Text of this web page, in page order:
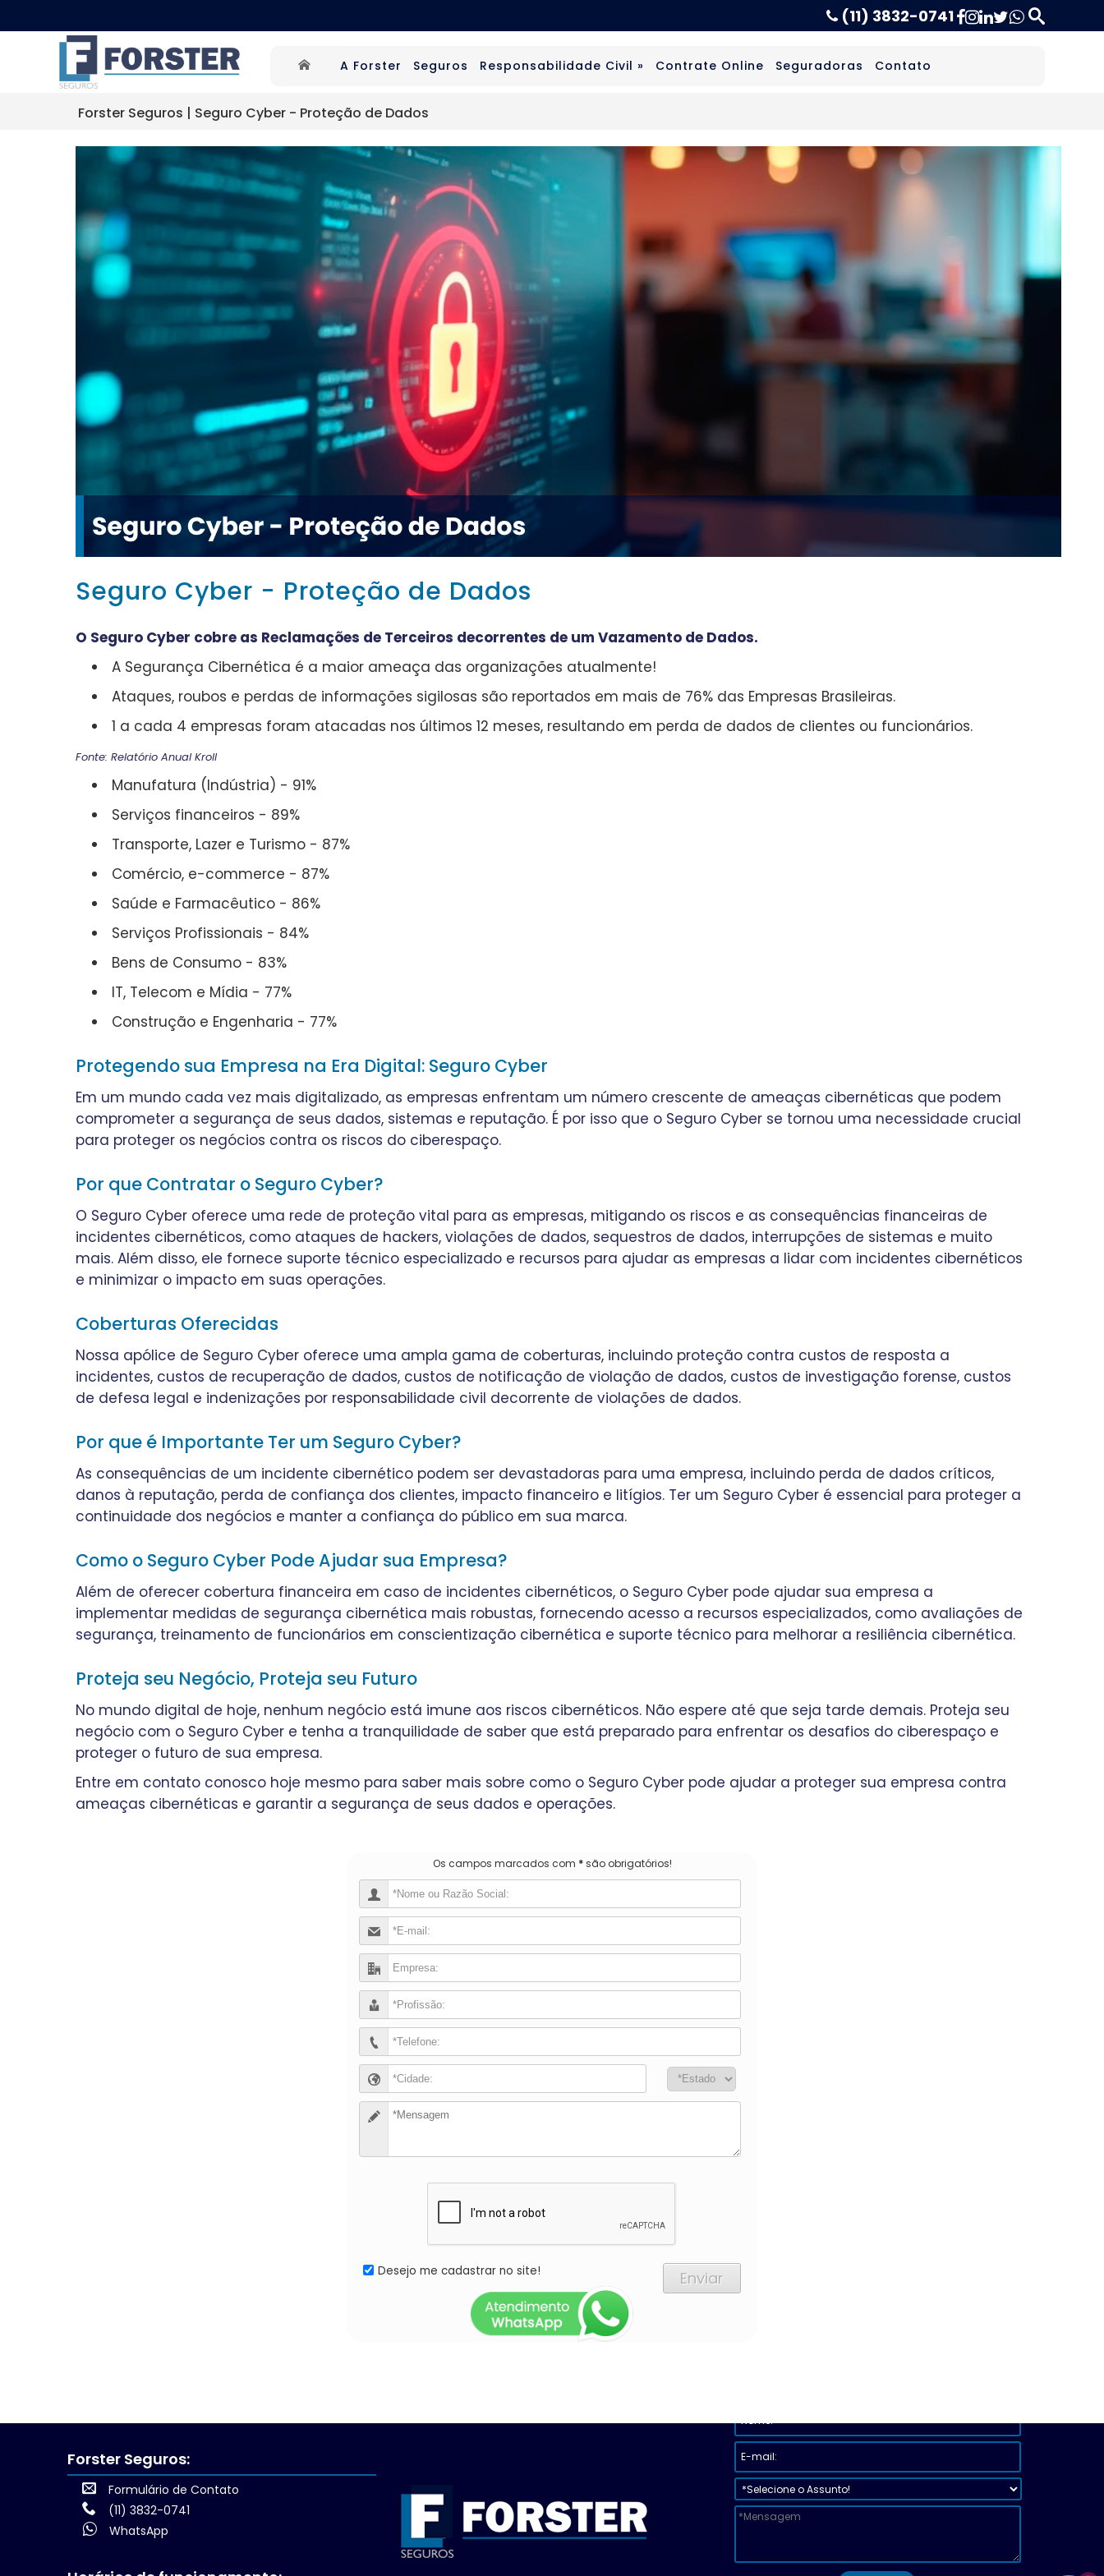
(11) 3832-0741
A Forster Seguros Responsabilidade Civil » Contrate Online Seguradoras Contato
Forster Seguros | Seguro Cyber - Proteção de Dados
Seguro Cyber - Proteção de Dados
O Seguro Cyber cobre as Reclamações de Terceiros decorrentes de um Vazamento de Dados.
A Segurança Cibernética é a maior ameaça das organizações atualmente!
Ataques, roubos e perdas de informações sigilosas são reportados em mais de 76% das Empresas Brasileiras.
1 a cada 4 empresas foram atacadas nos últimos 12 meses, resultando em perda de dados de clientes ou funcionários.
Fonte: Relatório Anual Kroll
Manufatura (Indústria) - 91%
Serviços financeiros - 89%
Transporte, Lazer e Turismo - 87%
Comércio, e-commerce - 87%
Saúde e Farmacêutico - 86%
Serviços Profissionais - 84%
Bens de Consumo - 83%
IT, Telecom e Mídia - 77%
Construção e Engenharia - 77%
Protegendo sua Empresa na Era Digital: Seguro Cyber
Em um mundo cada vez mais digitalizado, as empresas enfrentam um número crescente de ameaças cibernéticas que podem
comprometer a segurança de seus dados, sistemas e reputação. É por isso que o Seguro Cyber se tornou uma necessidade crucial
para proteger os negócios contra os riscos do ciberespaço.
Por que Contratar o Seguro Cyber?
O Seguro Cyber oferece uma rede de proteção vital para as empresas, mitigando os riscos e as consequências financeiras de
incidentes cibernéticos, como ataques de hackers, violações de dados, sequestros de dados, interrupções de sistemas e muito
mais. Além disso, ele fornece suporte técnico especializado e recursos para ajudar as empresas a lidar com incidentes cibernéticos
e minimizar o impacto em suas operações.
Coberturas Oferecidas
Nossa apólice de Seguro Cyber oferece uma ampla gama de coberturas, incluindo proteção contra custos de resposta a
incidentes, custos de recuperação de dados, custos de notificação de violação de dados, custos de investigação forense, custos
de defesa legal e indenizações por responsabilidade civil decorrente de violações de dados.
Por que é Importante Ter um Seguro Cyber?
As consequências de um incidente cibernético podem ser devastadoras para uma empresa, incluindo perda de dados críticos,
danos à reputação, perda de confiança dos clientes, impacto financeiro e litígios. Ter um Seguro Cyber é essencial para proteger a
continuidade dos negócios e manter a confiança do público em sua marca.
Como o Seguro Cyber Pode Ajudar sua Empresa?
Além de oferecer cobertura financeira em caso de incidentes cibernéticos, o Seguro Cyber pode ajudar sua empresa a
implementar medidas de segurança cibernética mais robustas, fornecendo acesso a recursos especializados, como avaliações de
segurança, treinamento de funcionários em conscientização cibernética e suporte técnico para melhorar a resiliência cibernética.
Proteja seu Negócio, Proteja seu Futuro
No mundo digital de hoje, nenhum negócio está imune aos riscos cibernéticos. Não espere até que seja tarde demais. Proteja seu
negócio com o Seguro Cyber e tenha a tranquilidade de saber que está preparado para enfrentar os desafios do ciberespaço e
proteger o futuro de sua empresa.
Entre em contato conosco hoje mesmo para saber mais sobre como o Seguro Cyber pode ajudar a proteger sua empresa contra
ameaças cibernéticas e garantir a segurança de seus dados e operações.
Forster Seguros:
Formulário de Contato
(11) 3832-0741
WhatsApp
mail: